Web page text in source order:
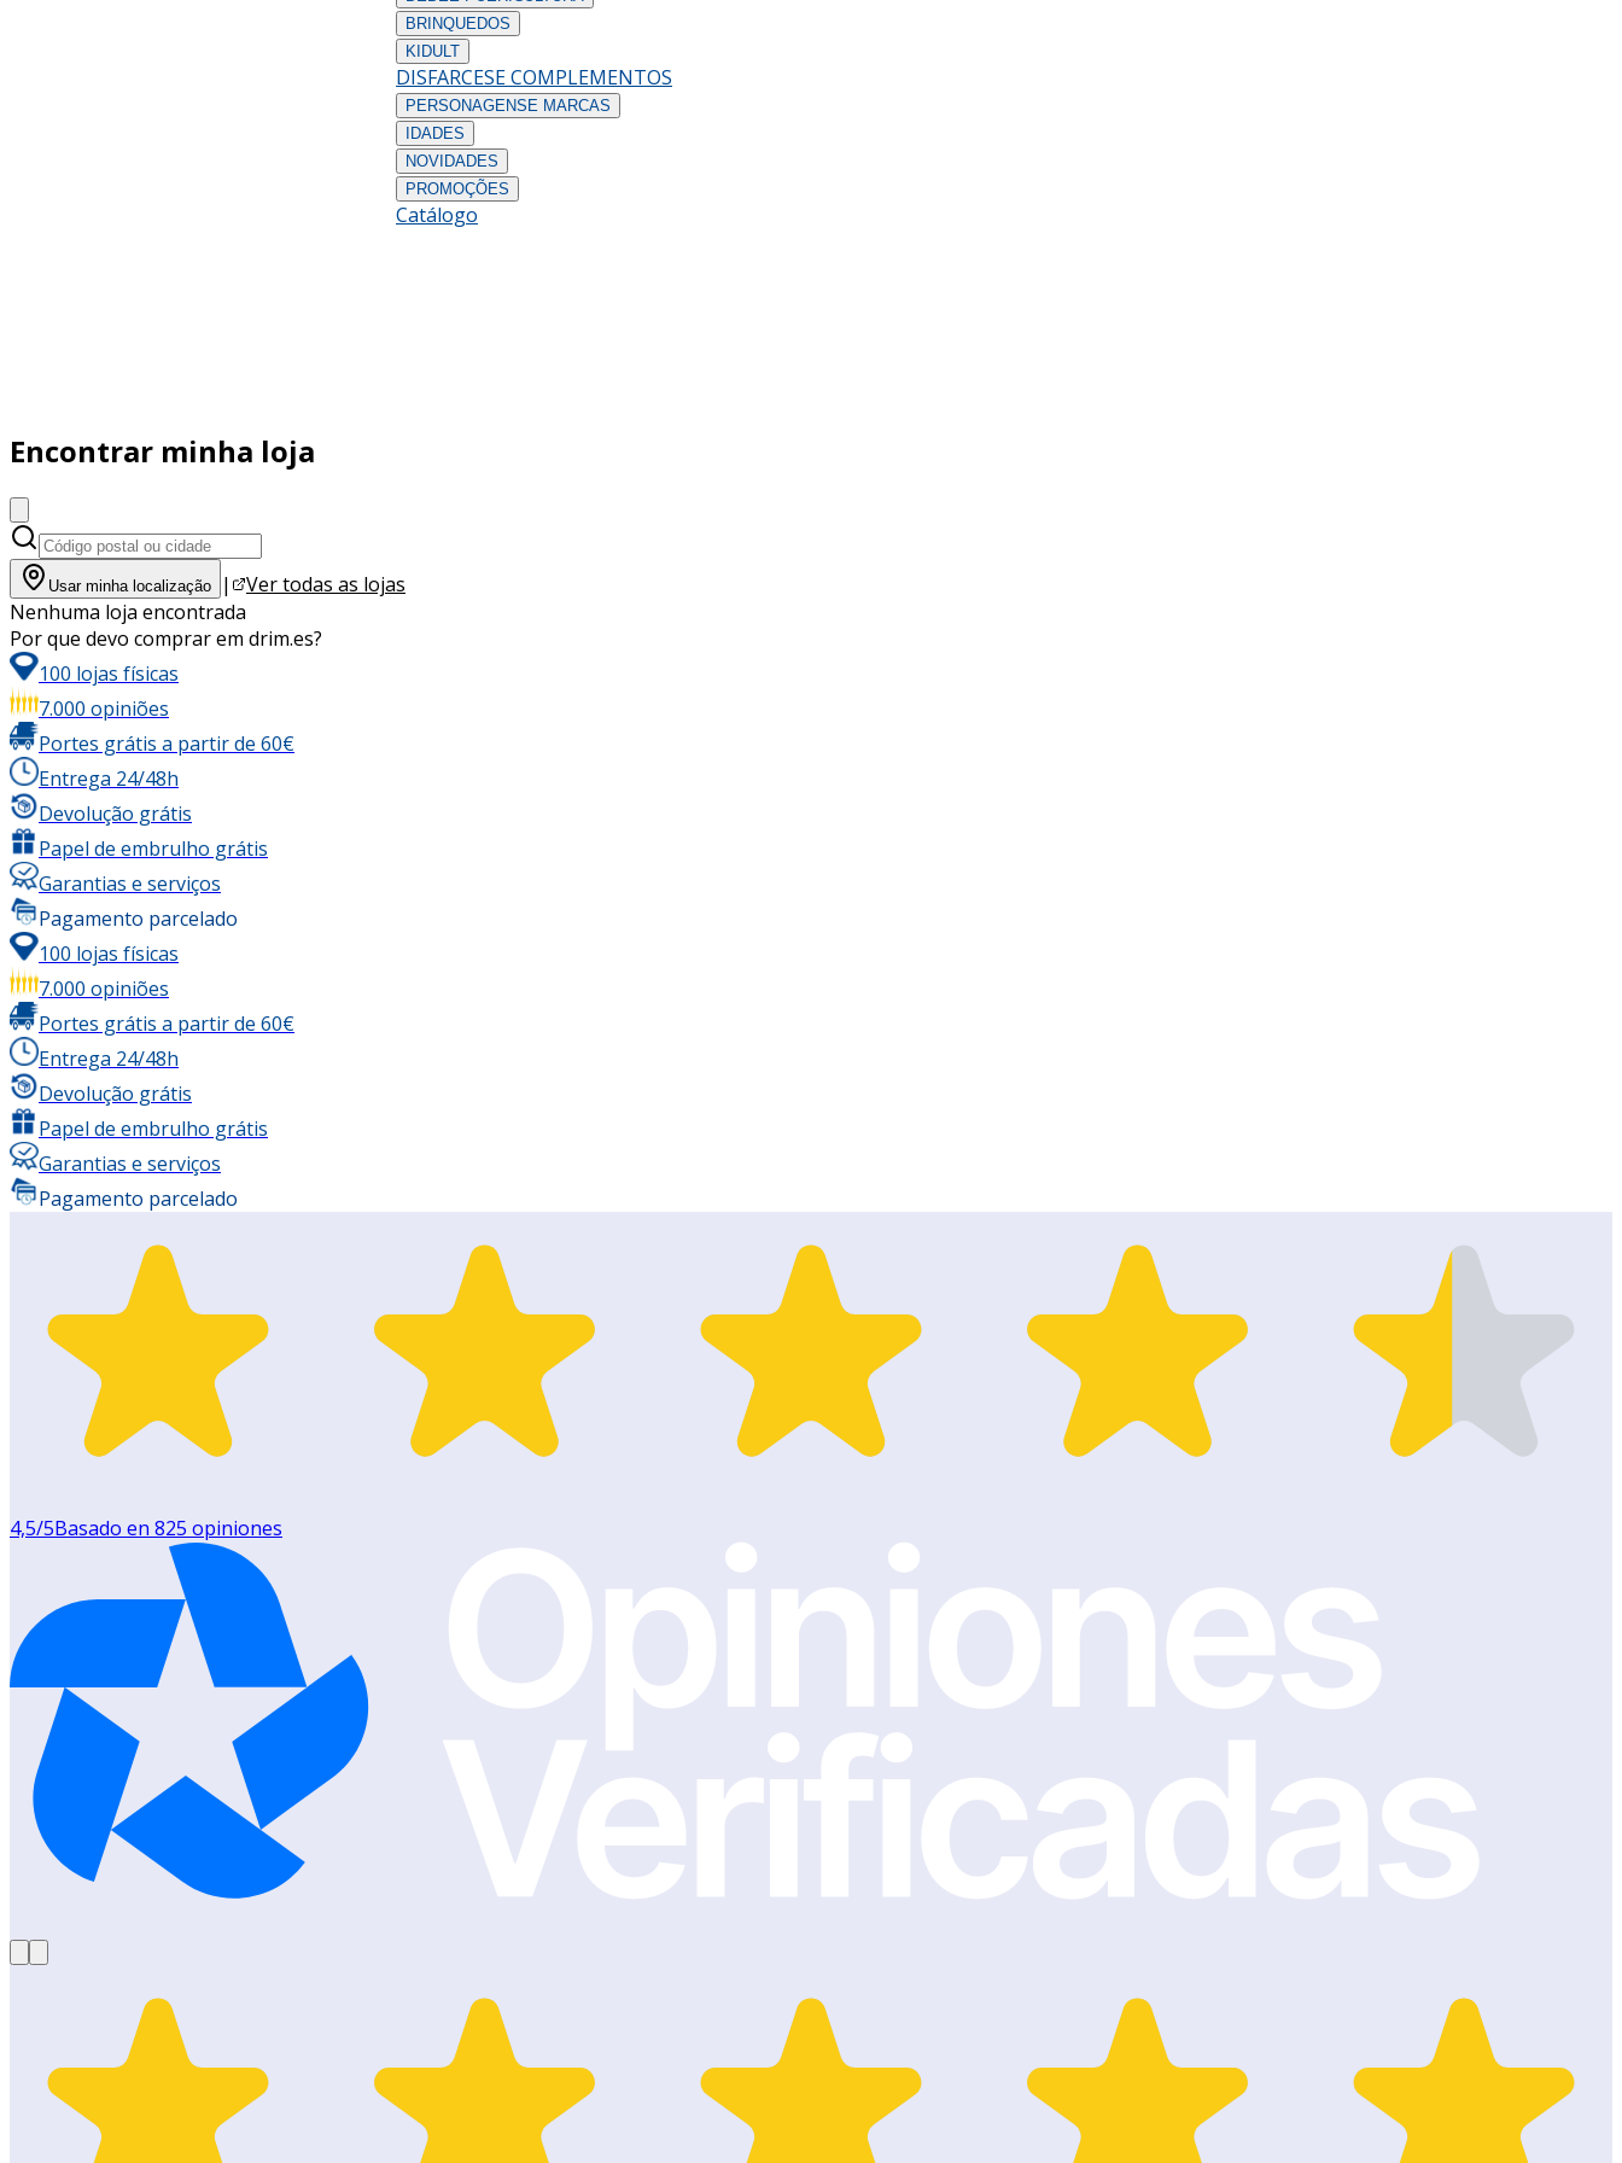
BRINQUEDOS
KIDULT
DISFARCESE COMPLEMENTOS
PERSONAGENS E MARCAS
IDADES
NOVIDADES
PROMOÇÕES
Catálogo
Encontrar minha loja
Usar minha localização |
Ver todas as lojas
Nenhuma loja encontrada
Por que devo comprar em drim.es?
100 lojas físicas
7.000 opiniões
Portes grátis a partir de 60€
Entrega 24/48h
Devolução grátis
Papel de embrulho grátis
Garantias e serviços
Pagamento parcelado
100 lojas físicas
7.000 opiniões
Portes grátis a partir de 60€
Entrega 24/48h
Devolução grátis
Papel de embrulho grátis
Garantias e serviços
Pagamento parcelado
4,5/5Basado en 825 opiniones